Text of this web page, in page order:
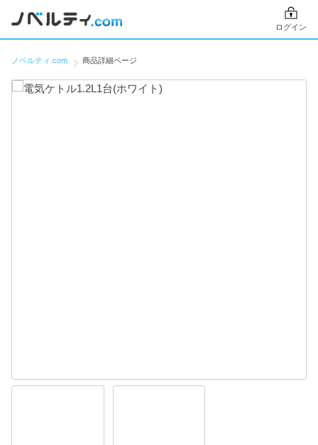
ログイン
ノベルティ.com 商品詳細ページ